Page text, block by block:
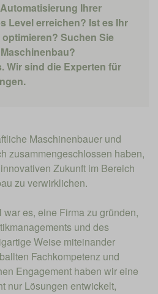
Ihrer
Level erreichen? Ist es Ihr
Suchen Sie
Wir sind die Experten für
Maschinenbauer und
zusammengeschlossen haben,
Zukunft im Bereich
zu verwirklichen.
es, eine Firma zu gründen,
und des
Weise miteinander
Fachkompetenz und
Engagement haben wir eine
nur Lösungen entwickelt,